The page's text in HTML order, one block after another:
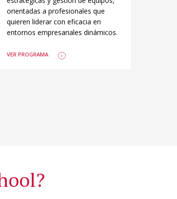
orientadas a profesionales que
quieren liderar con eficacia en
entornos empresariales dinámicos.
VER PROGRAMA